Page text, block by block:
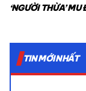
‘NGƯỜI THỪA’
TIN MỚI NHẤT